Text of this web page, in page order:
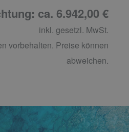
ca. 6.942,00 €
inkl. gesetzl. MwSt.
vorbehalten. Preise können
abweichen.